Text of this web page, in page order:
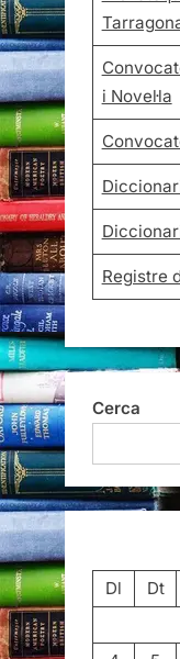
i Novel·la
Registre
Cerca
Dl
Dt